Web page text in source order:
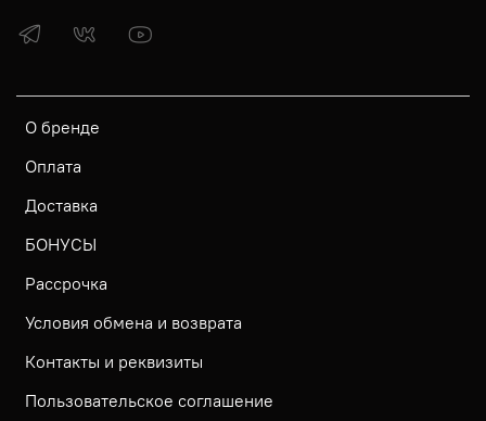
О бренде
Оплата
Доставка
БОНУСЫ
Рассрочка
Условия обмена и возврата
Контакты и реквизиты
Пользовательское соглашение